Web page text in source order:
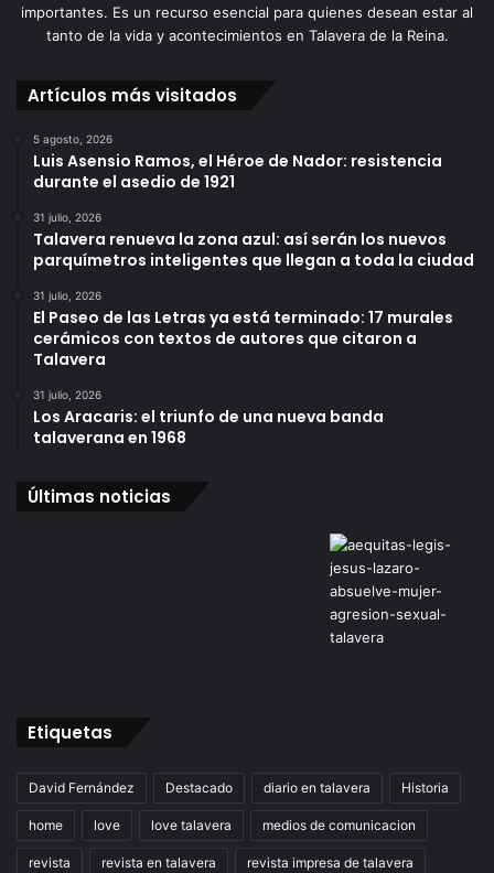
importantes. Es un recurso esencial para quienes desean estar al
tanto de la vida y acontecimientos en Talavera de la Reina.
Artículos más visitados
5 agosto, 2026
Luis Asensio Ramos, el Héroe de Nador: resistencia
durante el asedio de 1921
31 julio, 2026
Talavera renueva la zona azul: así serán los nuevos
parquímetros inteligentes que llegan a toda la ciudad
31 julio, 2026
El Paseo de las Letras ya está terminado: 17 murales
cerámicos con textos de autores que citaron a
Talavera
31 julio, 2026
Los Aracaris: el triunfo de una nueva banda
talaverana en 1968
Últimas noticias
Etiquetas
David Fernández Destacado diario en talavera Historia
home love love talavera medios de comunicacion
revista revista en talavera revista impresa de talavera